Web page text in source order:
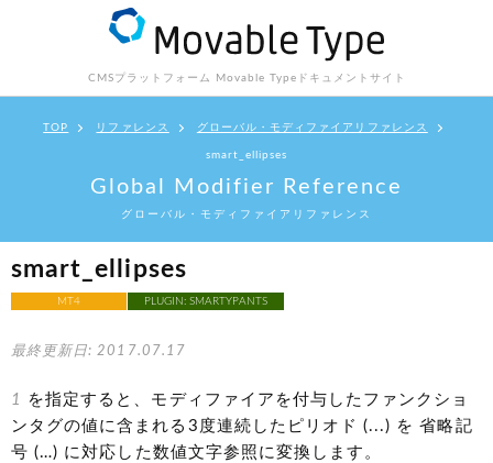
CMSプラットフォーム Movable Type ドキュメントサイト
TOP リファレンス グローバル・モディファイアリファレンス
smart_ellipses
Global Modifier Reference
グローバル・モディファイアリファレンス
smart_ellipses
MT4 PLUGIN: SMARTYPANTS
最終更新日: 2017.07.17
1
を指定すると、モディファイアを付与したファンクショ
ンタグの値に含まれる3度連続したピリオド (...) を 省略記
号 (…) に対応した数値文字参照に変換します。